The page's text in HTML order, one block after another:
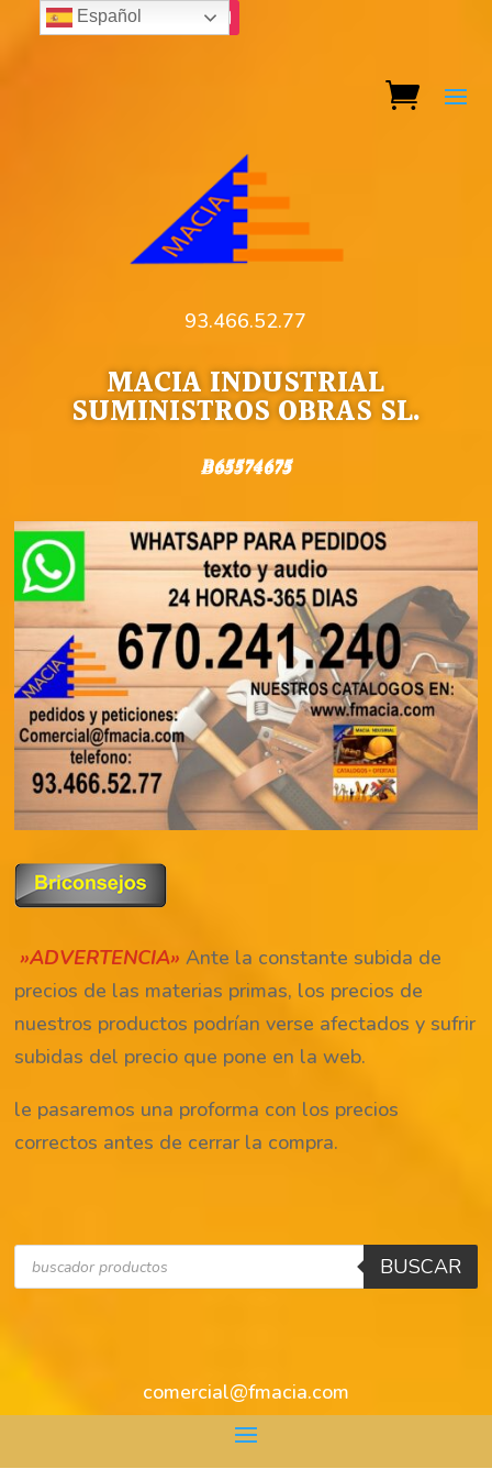
93.466.52.77
MACIA INDUSTRIAL
SUMINISTROS OBRAS SL.
B65574675
»ADVERTENCIA» Ante la constante subida de
precios de las materias primas, los precios de
nuestros productos podrían verse afectados y sufrir
subidas del precio que pone en la web.
le pasaremos una proforma con los precios
correctos antes de cerrar la compra.
Búsqueda
de
productos
BUSCAR
comercial@fmacia.com
Español